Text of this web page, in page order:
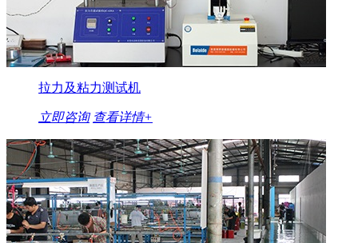
拉力及粘力测试机
立即咨询 查看详情+